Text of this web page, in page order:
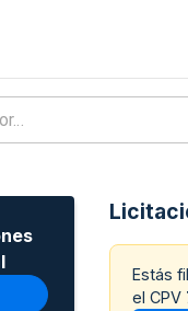
Estás
el CPV